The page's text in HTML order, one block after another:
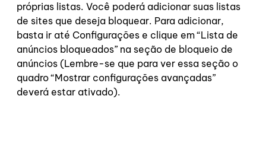
próprias listas. Você poderá adicionar suas listas
de sites que deseja bloquear. Para adicionar,
basta ir até Configurações e clique em “Lista de
anúncios bloqueados” na seção de bloqueio de
anúncios (Lembre-se que para ver essa seção o
quadro “Mostrar configurações avançadas”
deverá estar ativado).